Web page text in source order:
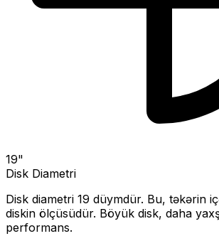
19"
Disk Diametri
Disk diametri 19 düymdür. Bu, təkərin
diskin ölçüsüdür. Böyük disk, daha
performans.